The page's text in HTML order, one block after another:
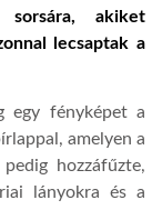
sorsára, akiket
lecsaptak a
egy fényképet a
amelyen a
hozzáfűzte,
lányokra és a